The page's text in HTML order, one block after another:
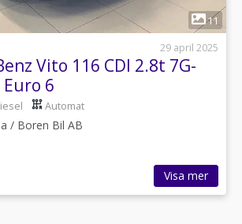
1
11
29 april 2025
Vito 116 CDI 2.8t 7G-
6
Automat
/ Boren Bil AB
Visa mer